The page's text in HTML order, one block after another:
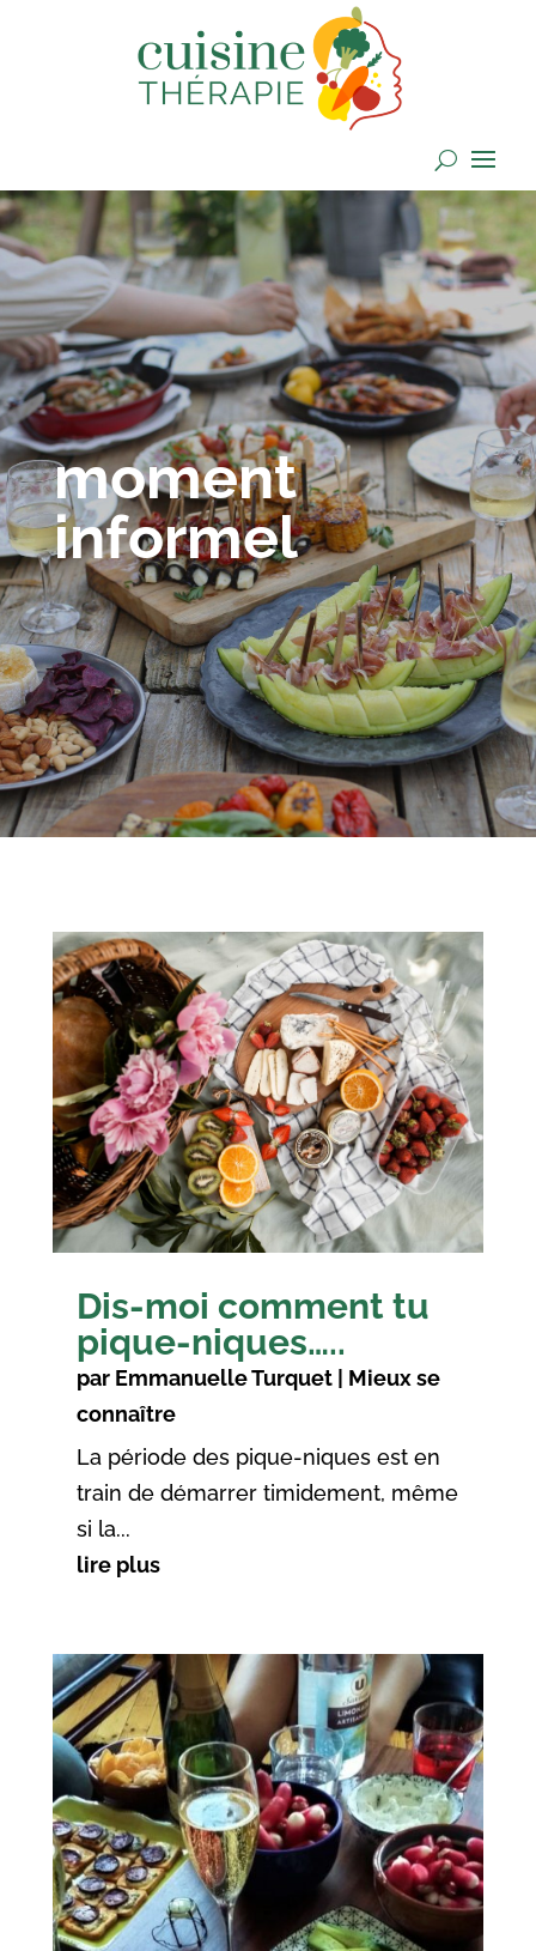
moment
informel
Dis-moi comment tu
pique-niques…..
par Emmanuelle Turquet| Mieux se
connaître
La période des pique-niques est en
train de démarrer timidement, même
si la...
lire plus